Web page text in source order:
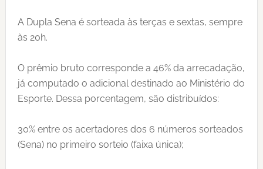
A Dupla Sena é sorteada às terças e sextas, sempre
às 20h.
O prêmio bruto corresponde a 46% da arrecadação,
já computado o adicional destinado ao Ministério do
Esporte. Dessa porcentagem, são distribuídos:
30% entre os acertadores dos 6 números sorteados
(Sena) no primeiro sorteio (faixa única);